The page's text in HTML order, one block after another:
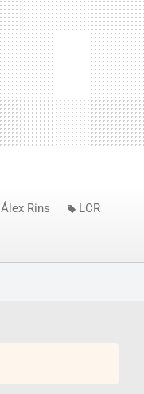
Álex Rins LCR